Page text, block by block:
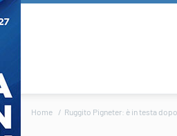
Home Ruggito Pigneter: è in testa